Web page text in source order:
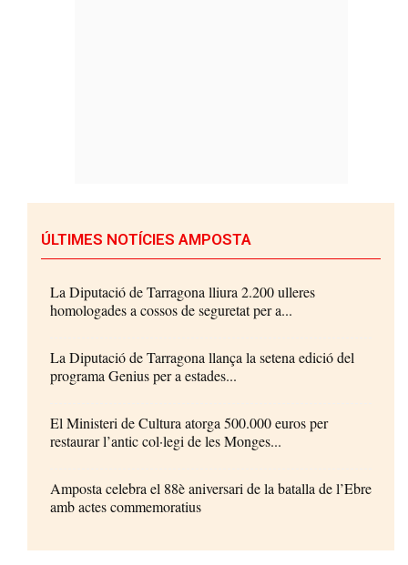
ÚLTIMES NOTÍCIES AMPOSTA
La Diputació de Tarragona lliura 2.200 ulleres
homologades a cossos de seguretat per a...
La Diputació de Tarragona llança la setena edició del
programa Genius per a estades...
El Ministeri de Cultura atorga 500.000 euros per
restaurar l’antic col·legi de les Monges...
Amposta celebra el 88è aniversari de la batalla de l’Ebre
amb actes commemoratius